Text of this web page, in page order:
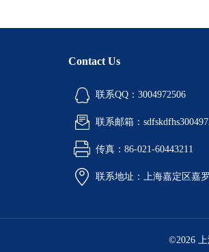
Contact Us
联系QQ：3004972506
联系邮箱：
传真：86-021-60443211
联系地址：上海嘉定区嘉
©2026